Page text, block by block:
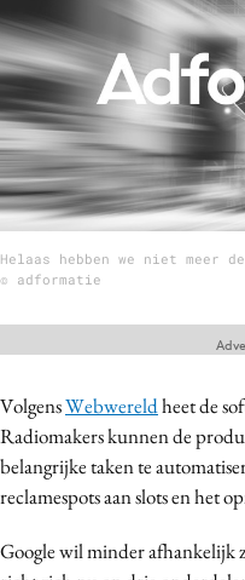
Menu
Home
9 sept: GenAI-training
12 nov: MarketingLive!
Adverteren
Events
Vacatures
Partners
Topics
Artificial Intelligence
Bureaus
Carriere
Helaas hebben we niet meer
© adformatie
VolgensWebwereldheet de
Radiomakers kunnen de
belangrijke taken te
reclamespots aan slots en het
Google wil minder afhankelijk